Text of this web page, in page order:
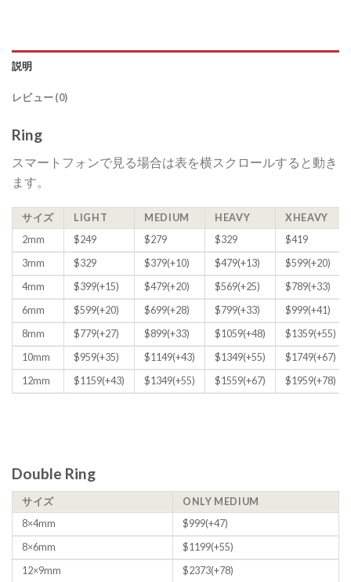
説明
レビュー (0)
Ring
スマートフォンで見る場合は表を横スクロールすると動き
ます。
サイズ LIGHT MEDIUM HEAVY
XHEAVY
2mm
$249 $279 $329
$419
3mm
$329 $379(+10) $479(+13)
$599(+20)
4mm
$399(+15) $479(+20) $569(+25)
$789(+33)
6mm
$599(+20) $699(+28) $799(+33)
$999(+41)
8mm
$779(+27) $899(+33) $1059(+48)
$1359(+55)
10mm
$959(+35) $1149(+43) $1349(+55)
$1749(+67)
12mm
$1159(+43) $1349(+55) $1559(+67) $1959(+78)
Double Ring
サイズ
ONLY MEDIUM
8×4mm
$999(+47)
8×6mm
$1199(+55)
12×9mm
$2373(+78)